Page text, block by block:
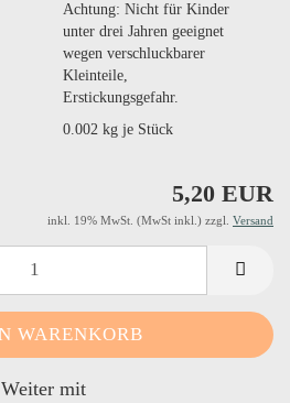
Achtung: Nicht für Kinder
unter drei Jahren geeignet
wegen verschluckbarer
Kleinteile,
Erstickungsgefahr.
0.002kg je Stück
5,20 EUR
inkl. 19% MwSt. (MwSt inkl.) zzgl. Versand
Weiter mit